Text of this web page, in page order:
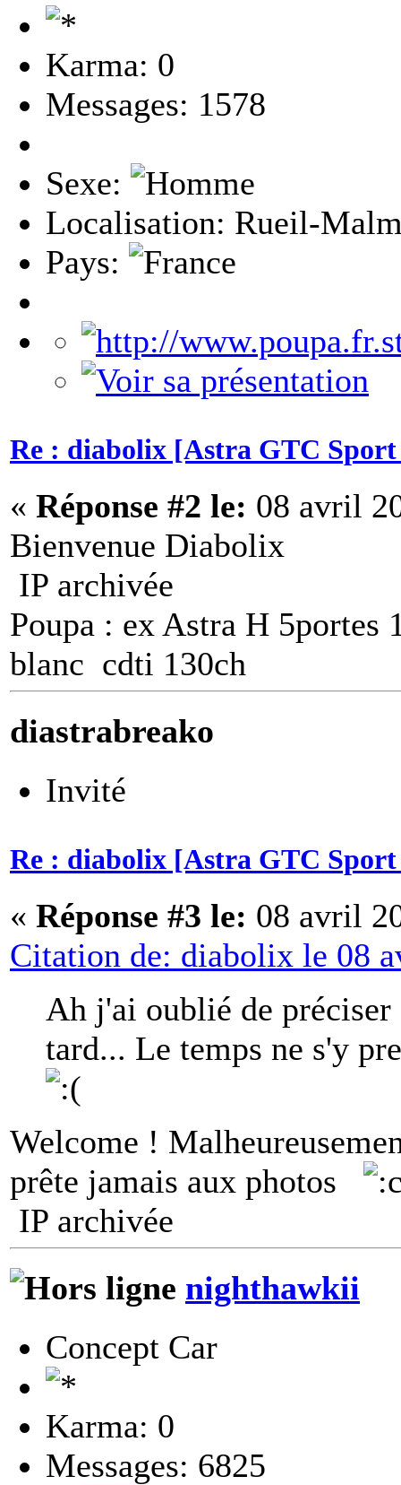
Karma: 0
Messages: 1578
Sexe:
Localisation: Rueil-
Pays:
Re : diabolix [Astra GTC Sport
« Réponse #2 le: 08 avril
Bienvenue Diabolix
IP archivée
Poupa : ex Astra H
blanc cdti 130ch
diastrabreako
Invité
Re : diabolix [Astra GTC Sport
« Réponse #3 le: 08 avril
Citation de: diabolix le 08
Ah j'ai oublié de
tard... Le temps ne s'y
Welcome !
prête jamais aux photos
IP archivée
nighthawkii
Concept Car
Karma: 0
Messages: 6825